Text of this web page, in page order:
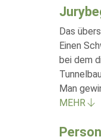
Das
Einen
bei dem
Man
MEHR